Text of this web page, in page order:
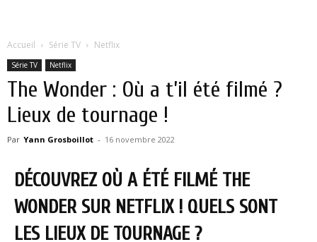
Accueil Série TV Netflix
Série TV Netflix
The Wonder : Où a t’il été filmé ?
Lieux de tournage !
Par Yann Grosboillot - 16 novembre 2022
DÉCOUVREZ OÙ A ÉTÉ FILMÉ THE
WONDER SUR NETFLIX ! QUELS SONT
LES LIEUX DE TOURNAGE ?